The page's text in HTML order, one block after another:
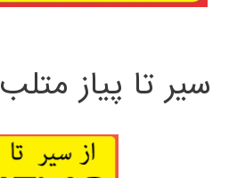
سیر تا پیاز متلب MATLAB